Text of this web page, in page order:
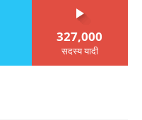
327,000
सदस्य यादी